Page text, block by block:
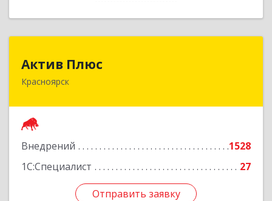
Актив Плюс
Красноярск
Внедрений
1528
1С:Специалист
27
Отправить заявку
660017, Красноярский край, Красноярск г,
Отправить заявку